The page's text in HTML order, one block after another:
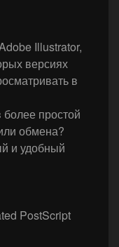
Illustrator,
версиях
в
простой
обмена?
и удобный
PostScript